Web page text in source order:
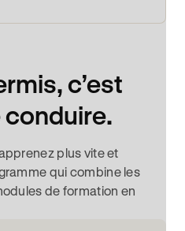
c’est
conduire.
plus vite et
qui combine les
de formation en